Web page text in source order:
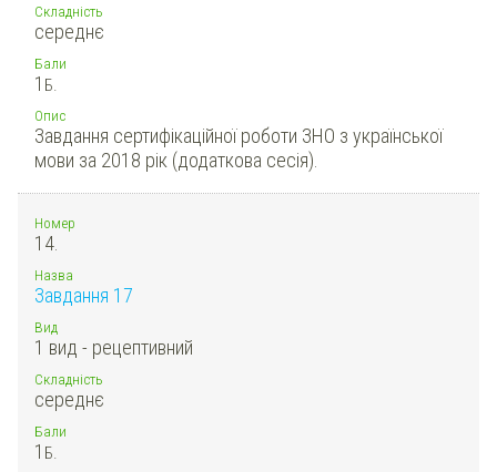
Складність
середнє
Бали
1 Б.
Опис
Завдання сертифікаційної роботи ЗНО з української
мови за 2018 рік (додаткова сесія).
Номер
14.
Назва
Завдання 17
Вид
1 вид - рецептивний
Складність
середнє
Бали
1 Б.